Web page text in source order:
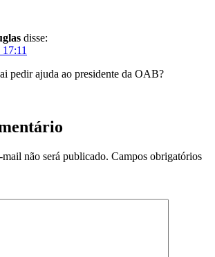
disse:
pedir ajuda ao presidente da OAB?
não será publicado. Campos obrigatórios